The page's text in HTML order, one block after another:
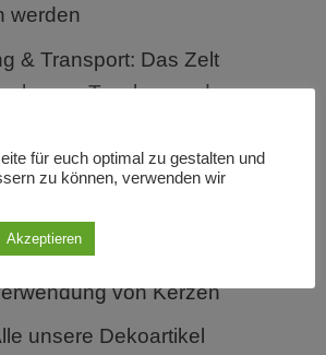
werden
& Transport: Das Zelt
Taschen und
mit einem PKW
werden
Hinweise
von Kerzen
unsere Dekoartikel
für euch optimal zu gestalten und
zu können, verwenden wir
Akzeptieren